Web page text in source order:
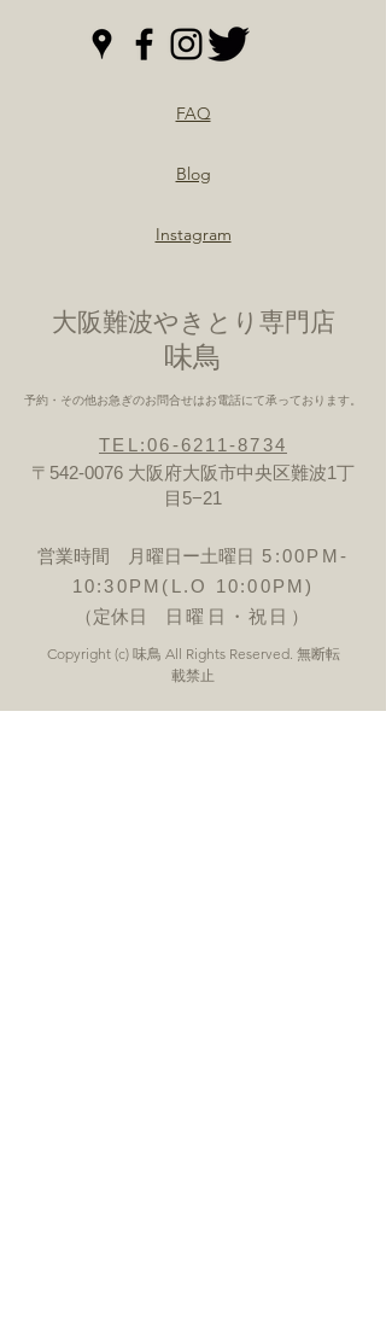
FAQ
Blog
Instagram
大阪難波やきとり専門店
​味鳥
予約・その他お急ぎのお問合せはお電話にて承っております。
TEL:06-6211-8734
〒542-0076 大阪府大阪市中央区難波1丁
目5−21
営業時間 月曜日ー土曜日 5:00PM-
10:30PM(L.O 10:00PM)
（定休日
日曜日・祝日）
Copyright (c) 味鳥 All Rights Reserved. 無断転
載禁止